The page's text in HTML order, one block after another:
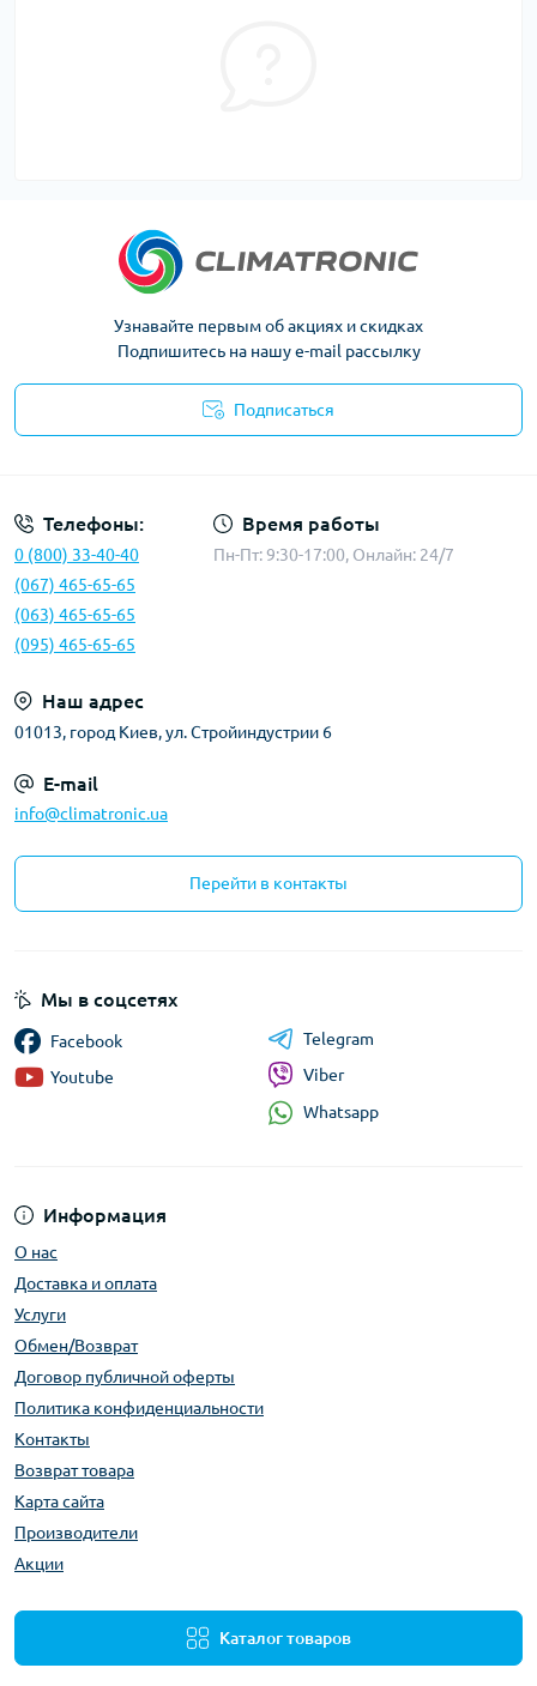
Узнавайте первым об акциях и скидках
Подпишитесь на нашу e-mail рассылку
Подписаться
Телефоны:
0 (800) 33-40-40
(067) 465-65-65
(063) 465-65-65
(095) 465-65-65
Время работы
Пн-Пт: 9:30-17:00, Онлайн: 24/7
Наш адрес
01013, город Киев, ул. Стройиндустрии 6
E-mail
info@climatronic.ua
Перейти в контакты
Информация
О нас
Доставка и оплата
Услуги
Обмен/Возврат
Договор публичной оферты
Политика конфиденциальности
Контакты
Возврат товара
Карта сайта
Производители
Акции
Каталог товаров
Мы в соцсетях
Facebook
Youtube
Telegram
Viber
Whatsapp